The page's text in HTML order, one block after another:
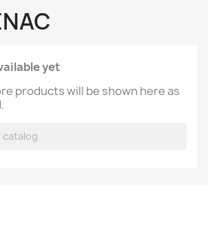
yet
products will be shown here as